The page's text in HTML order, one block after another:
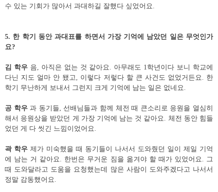
수 있는 기회가 많아서 과대하길 잘했다 싶었어요.
5. 한 학기 동안 과대표를 하면서 가장 기억에 남았던 일은 무엇인가
요?
김 학우 음, 아직은 없는 것 같아요. 아무래도 1학년이다 보니 학교에
다닌 지도 얼마 안 됐고, 이렇다 저렇다 할 큰 사건도 없었거든요. 한
학기 무난하게 보내서 그런지 크게 기억에 남는 일은 없네요.
공 학우과 동기들, 선배님들과 함께 체전 때 큰소리로 응원을 열심히
해서 응원상을 받았던 게 가장 기억에 남는 것 같아요. 체전 동안 힘들
었던 게 다 씻긴 느낌이었어요.
곽 학우 제가 미숙했을 때 동기들이 나서서 도와줬던 일이 제일 기억
에 남는 거 같아요. 한번은 무거운 짐을 옮겨야 할 때가 있었어요. 그
때 도와달라고 도움을 요청했는데 많은 사람이 도와주겠다고 나서서
정말 감동했어요.